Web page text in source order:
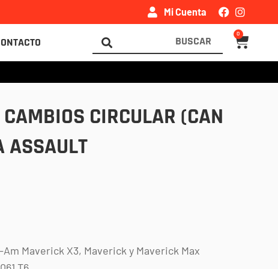
Mi Cuenta
Search
...
0
Carrito
CIRCULAR (CAN
ASSAULT
Am Maverick X3, Maverick y Maverick Max